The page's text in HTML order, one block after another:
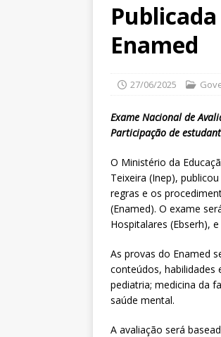
Enamed
27/06/2025
Exame Nacional de
Participação de
O Ministério da
Teixeira (Inep),
regras e os
(Enamed). O exame
Hospitalares (Ebserh),
As provas do Enamed
conteúdos, habilidades
pediatria; medicina da
saúde mental.
A avaliação será